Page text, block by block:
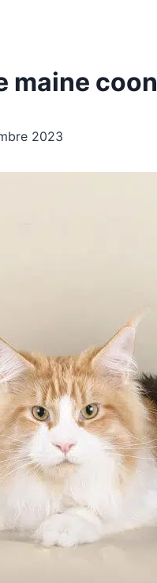
maine coon
2023